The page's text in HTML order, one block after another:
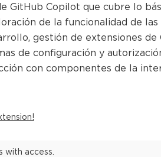
GitHub Copilot que cubre lo
de la funcionalidad de
gestión de extensiones
de configuración y
con componentes de la
with access.